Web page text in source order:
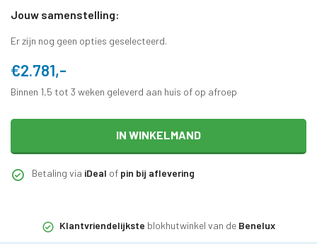
Jouw samenstelling:
Er zijn nog geen opties geselecteerd.
€2.781,-
Binnen 1,5 tot 3 weken geleverd aan huis of op afroep
IN WINKELMAND
Betaling via iDeal of pin bij aflevering
Klantvriendelijkste blokhutwinkel van de Benelux